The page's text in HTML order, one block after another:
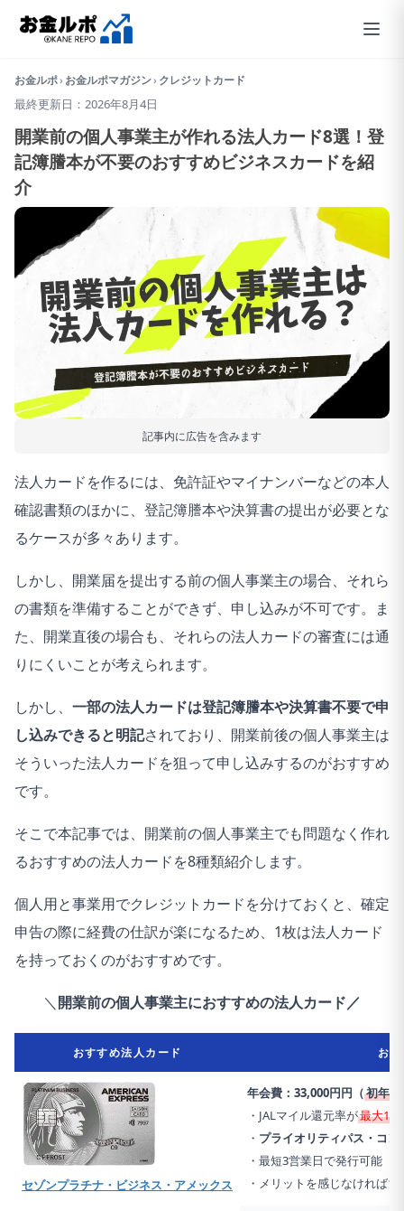
お金ルポ› お金ルポマガジン› クレジットカード
最終更新日：2026年8月4日
開業前の個人事業主が作れる法人カード8選！登
記簿謄本が不要のおすすめビジネスカードを紹
介
記事内に広告を含みます
法人カードを作るには、免許証やマイナンバーなどの本人
確認書類のほかに、登記簿謄本や決算書の提出が必要とな
るケースが多々あります。
しかし、開業届を提出する前の個人事業主の場合、それら
の書類を準備することができず、申し込みが不可です。ま
た、開業直後の場合も、それらの法人カードの審査には通
りにくいことが考えられます。
しかし、 一部の法人カードは登記簿謄本や決算書不要で申
し込みできると明記されており、開業前後の個人事業主は
そういった法人カードを狙って申し込みするのがおすすめ
です。
そこで本記事では、 開業前の個人事業主でも問題なく作れ
るおすすめの法人カードを8種類紹介します。
個人用と事業用でクレジットカードを分けておくと、確定
申告の際に経費の仕訳が楽になるため、1枚は法人カード
を持っておくのがおすすめです。
＼ 開業前の個人事業主におすすめの法人カード／
おすすめ法人カード お
セゾンプラチナ・ビジネス・アメックス
年会費：33,000円円（初年
・JALマイル還元率が最大
・ プライオリティパス・コン
・最短3営業日で発行可能
・メリットを感じなければ1